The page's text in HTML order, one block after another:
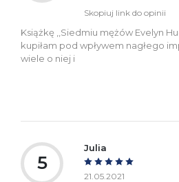
Skopiuj link do opinii
Książkę ,,Siedmiu mężów Evelyn
kupiłam pod wpływem nagłego
wiele o niej i
5
Julia
21.05.2021